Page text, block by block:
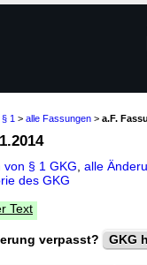
§ 1 > alle Fassungen > a.F.
§ 1 GKG alle
des GKG
Text
verpasst? GKG